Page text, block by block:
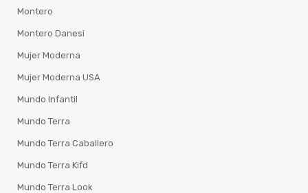
Montero
Montero Danesi
Mujer Moderna
Mujer Moderna USA
Mundo Infantil
Mundo Terra
Mundo Terra Caballero
Mundo Terra Kifd
Mundo Terra Look